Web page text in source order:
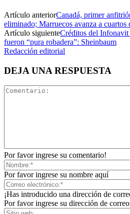
Artículo anteriorCanadá, primer
eliminado; Marruecos avanza a cuartos
Artículo siguienteCréditos del Infonavit
fueron “pura robadera”: Sheinbaum
Redacción editorial
DEJA UNA RESPUESTA
Por favor ingrese su comentario!
Por favor ingrese su nombre aquí
¡Has introducido una dirección de
Por favor ingrese su dirección de